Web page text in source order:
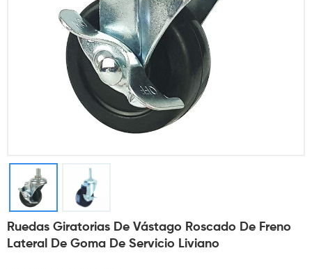
Ruedas Giratorias De Vástago Roscado De Freno
Lateral De Goma De Servicio Liviano